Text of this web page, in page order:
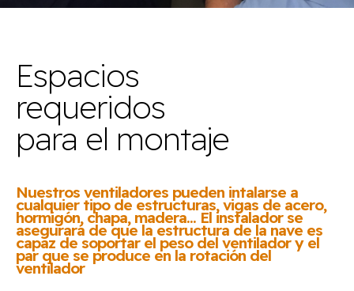
Espacios
requeridos
para el montaje
Nuestros ventiladores pueden intalarse a
cualquier tipo de estructuras, vigas de acero,
hormigón, chapa, madera... El instalador se
asegurará de que la estructura de la nave es
capaz de soportar el peso del ventilador y el
par que se produce en la rotación del
ventilador